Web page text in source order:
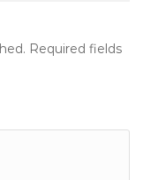
Required fields